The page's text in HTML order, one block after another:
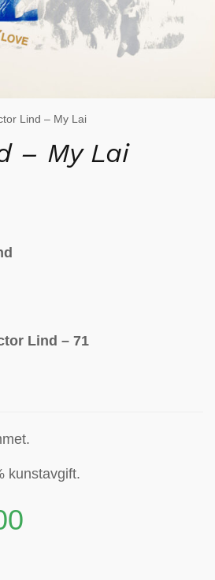
Lind – My Lai
– My Lai
Lind – 71
kunstavgift.